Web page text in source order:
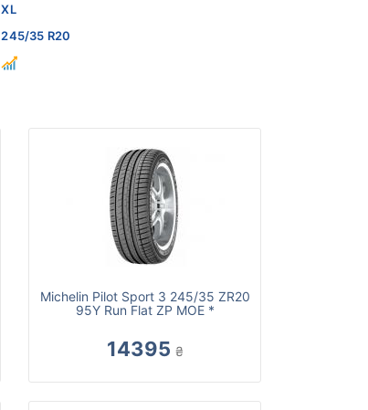
XL
245/35 R20
Michelin Pilot Sport 3 245/35 ZR20
95Y Run Flat ZP MOE *
14395 ₴